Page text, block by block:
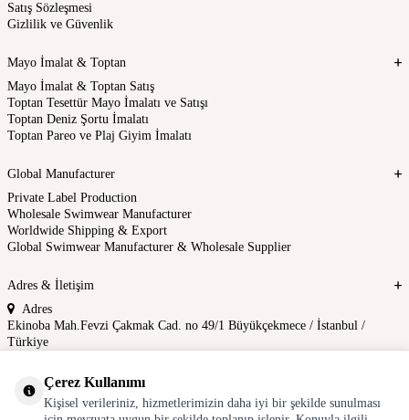
Satış Sözleşmesi
Gizlilik ve Güvenlik
Mayo İmalat & Toptan
Mayo İmalat & Toptan Satış
Toptan Tesettür Mayo İmalatı ve Satışı
Toptan Deniz Şortu İmalatı
Toptan Pareo ve Plaj Giyim İmalatı
Global Manufacturer
Private Label Production
Wholesale Swimwear Manufacturer
Worldwide Shipping & Export
Global Swimwear Manufacturer & Wholesale Supplier
Adres & İletişim
Adres
Ekinoba Mah.Fevzi Çakmak Cad. no 49/1 Büyükçekmece / İstanbul /
Türkiye
0212 880 01 80
E-Posta
Çerez Kullanımı
Kişisel verileriniz, hizmetlerimizin daha iyi bir şekilde sunulması